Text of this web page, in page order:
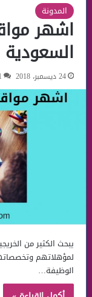
المدونة
اشهر
السعودية
24 ديسمبر، 2018
يبحث الكثير من
لمؤهلاتهم
الوظيفة…